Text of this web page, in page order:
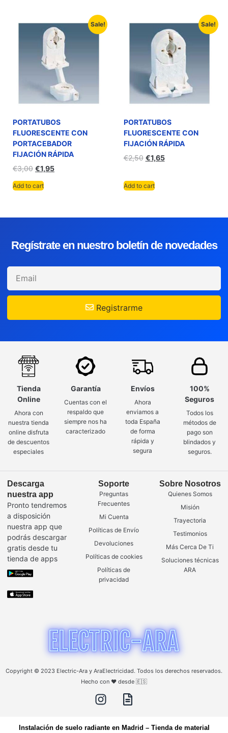
Sale!
PORTATUBOS
FLUORESCENTE CON
PORTACEBADOR
FIJACIÓN RÁPIDA
€3,00 €1,95
Add to cart
Sale!
PORTATUBOS
FLUORESCENTE CON
FIJACIÓN RÁPIDA
€2,50 €1,65
Add to cart
Regístrate en nuestro boletín de novedades
Registrarme
Tienda
Online
Ahora con
nuestra tienda
online disfruta
de descuentos
especiales
Garantía
Cuentas con el
respaldo que
siempre nos ha
caracterizado
Envíos
Ahora
enviamos a
toda España
de forma
rápida y
segura
100%
Seguros
Todos los
métodos de
pago son
blindados y
seguros.
Descarga
nuestra app
Pronto tendremos
a disposición
nuestra app que
podrás descargar
gratis desde tu
tienda de apps
Soporte
Preguntas
Frecuentes
Mi Cuenta
Políticas de Envío
Devoluciones
Políticas de cookies
Políticas de
privacidad
Sobre Nosotros
Quienes Somos
Misión
Trayectoria
Testimonios
Más Cerca De Ti
Soluciones técnicas
ARA
Copyright © 2023 Electric-Ara y AraElectricidad. Todos los derechos reservados.
Hecho con ❤️ desde 🇪🇸
Instalación de suelo radiante en Madrid – Tienda de material